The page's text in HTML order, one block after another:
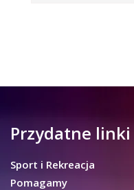
Przydatne linki
Sport i Rekreacja
Pomagamy